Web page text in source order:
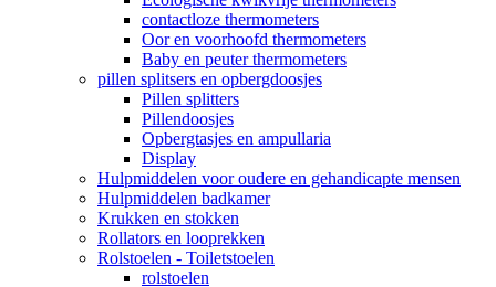
contactloze thermometers
Oor en voorhoofd thermometers
Baby en peuter thermometers
pillen splitsers en opbergdoosjes
Pillen splitters
Pillendoosjes
Opbergtasjes en ampullaria
Display
Hulpmiddelen voor oudere en gehandicapte mensen
Hulpmiddelen badkamer
Krukken en stokken
Rollators en looprekken
Rolstoelen - Toiletstoelen
rolstoelen